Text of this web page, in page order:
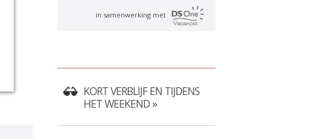
in samenwerking met
KORT VERBLIJF EN TIJDENS
HET WEEKEND